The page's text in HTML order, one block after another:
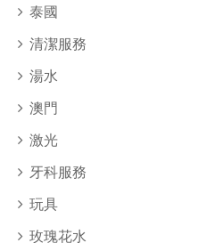
泰國
清潔服務
湯水
澳門
激光
牙科服務
玩具
玫瑰花水